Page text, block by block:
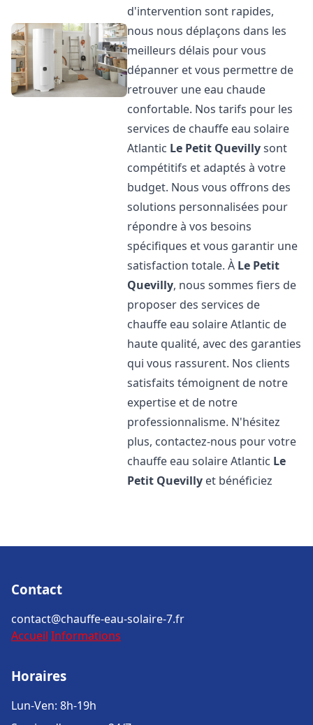
d'intervention sont rapides,
nous nous déplaçons dans les
meilleurs délais pour vous
dépanner et vous permettre de
retrouver une eau chaude
confortable. Nos tarifs pour les
services de chauffe eau solaire
Atlantic Le Petit Quevillysont
compétitifs et adaptés à votre
budget. Nous vous offrons des
solutions personnalisées pour
répondre à vos besoins
spécifiques et vous garantir une
satisfaction totale. À Le Petit
Quevilly, nous sommes fiers de
proposer des services de
chauffe eau solaire Atlantic de
haute qualité, avec des garanties
qui vous rassurent. Nos clients
satisfaits témoignent de notre
expertise et de notre
professionnalisme. N'hésitez
plus, contactez-nous pour votre
chauffe eau solaire Atlantic Le
Petit Quevilly et bénéficiez
Contact
contact@chauffe-eau-solaire-7.fr
Accueil Informations
Horaires
Lun-Ven: 8h-19h